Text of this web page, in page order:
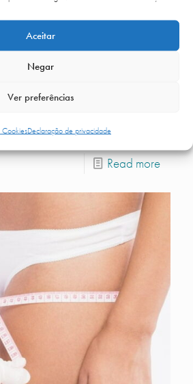
Aceitar
Negar
Ver preferências
CookiesDeclaração de privacidade
hiperbárica
Read more